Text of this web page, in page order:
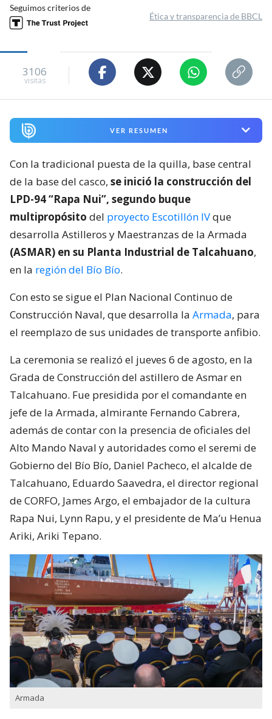
Seguimos criterios de
Ética y transparencia de BBCL
3106
visitas
VER RESUMEN
Con la tradicional puesta de la quilla, base central
de la base del casco, se inició la construcción del
LPD-94 “Rapa Nui”, segundo buque
multipropósito del proyecto Escotillón IVque
desarrolla Astilleros y Maestranzas de la Armada
(ASMAR) en su Planta Industrial de Talcahuano,
en la región del Bío Bío.
Con esto se sigue el Plan Nacional Continuo de
Construcción Naval, que desarrolla la Armada, para
el reemplazo de sus unidades de transporte anfibio.
La ceremonia se realizó el jueves 6 de agosto, en la
Grada de Construcción del astillero de Asmar en
Talcahuano. Fue presidida por el comandante en
jefe de la Armada, almirante Fernando Cabrera,
además de contar con la presencia de oficiales del
Alto Mando Naval y autoridades como el seremi de
Gobierno del Bío Bío, Daniel Pacheco, el alcalde de
Talcahuano, Eduardo Saavedra, el director regional
de CORFO, James Argo, el embajador de la cultura
Rapa Nui, Lynn Rapu, y el presidente de Ma’u Henua
Ariki, Ariki Tepano.
Armada